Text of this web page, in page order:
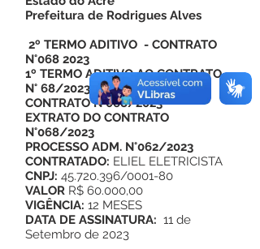
Prefeitura de Rodrigues Alves
2º TERMO ADITIVO - CONTRATO
N°068 2023
1º TERMO ADITIVO AO CONTRATO
N° 68/2023
CONTRATO N°068/2023
EXTRATO DO CONTRATO
N°068/2023
PROCESSO ADM. N°062/2023
CONTRATADO: ELIEL ELETRICISTA
CNPJ: 45.720.396/0001-80
VALOR R$ 60.000,00
VIGÊNCIA: 12 MESES
DATA DE ASSINATURA: 11 de
Setembro de 2023